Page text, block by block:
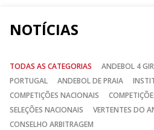
NOTÍCIAS
TODAS AS CATEGORIAS ANDEBOL 4
PORTUGAL
ANDEBOL DE PRAIA
COMPETIÇÕES NACIONAIS
SELEÇÕES NACIONAIS
VERTENTES DO
CONSELHO ARBITRAGEM